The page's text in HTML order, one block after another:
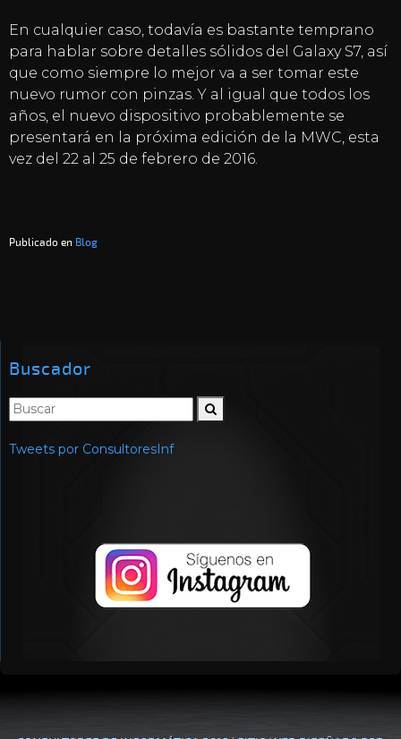
En cualquier caso, todavía es bastante temprano
para hablar sobre detalles sólidos del Galaxy S7, así
que como siempre lo mejor va a ser tomar este
nuevo rumor con pinzas. Y al igual que todos los
años, el nuevo dispositivo probablemente se
presentará en la próxima edición de la MWC, esta
vez del 22 al 25 de febrero de 2016.
Publicado en Blog
Buscador
Tweets por ConsultoresInf